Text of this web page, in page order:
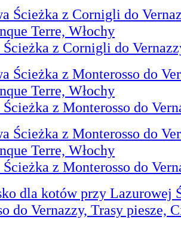
z Cornigli do
z Monterosso do
z Monterosso do